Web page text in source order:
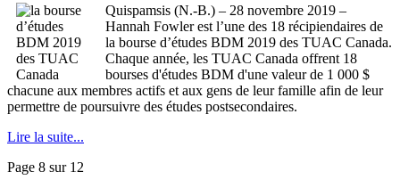
Quispamsis (N.-B.) – 28 novembre 2019 –
Hannah Fowler est l’une des 18 récipiendaires de
la bourse d’études BDM 2019 des TUAC Canada.
Chaque année, les TUAC Canada offrent 18
bourses d'études BDM d'une valeur de 1 000 $
chacune aux membres actifs et aux gens de leur famille afin de leur
permettre de poursuivre des études postsecondaires.
Lire la suite...
Page 8 sur 12